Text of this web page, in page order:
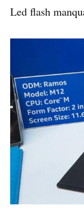
Led flash